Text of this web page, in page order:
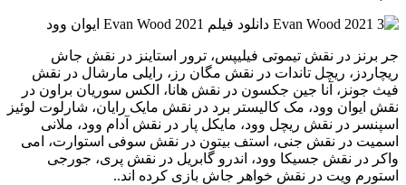
جر برنز در نقش تیموتی فیلیپس، ترور استاینز در نقش جاش
ریچاردز، ریچل تاندات در نقش مگان رز، رایلی مارشال در نقش
فیث جونز، آنا جین جکسون در نقش هانا، الکس سوریان براون در
نقش ایوان وود، مک کالیستر برد در نقش مایک رایان، شارلوت لوئیز
اسپنسر در نقش ریچل وود، مایکل پار در نقش آدام وود، ملانی
اسمیت در نقش جنی، استف بیتون در نقش سوفی استوارت، امی
واکر در نقش جسیکا وود، اندرو گابریل در نقش پری، جورجی
استورم ویت در نقش خواهر جاش بازی کرده اند..